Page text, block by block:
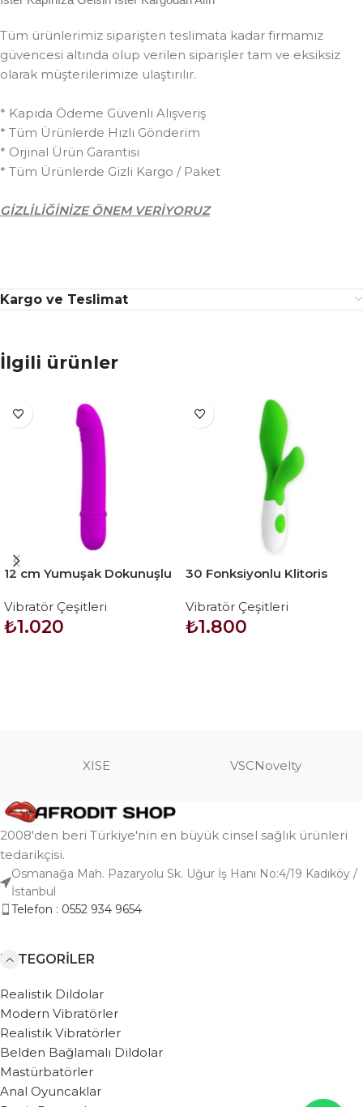
Tüm ürünlerimiz siparişten teslimata kadar firmamız
güvencesi altında olup verilen siparişler tam ve eksiksiz
olarak müşterilerimize ulaştırılır.
* Kapıda Ödeme Güvenli Alışveriş
* Tüm Ürünlerde Hızlı Gönderim
* Orjinal Ürün Garantisi
* Tüm Ürünlerde Gizli Kargo / Paket
GİZLİLİĞİNİZE ÖNEM VERİYORUZ
Kargo ve Teslimat
İlgili ürünler
12 cm Yumuşak Dokunuşlu
Vibratör Çeşitleri
₺1.020
30 Fonksiyonlu Klitoris
– Owen
Vibratör Çeşitleri
₺1.800
XISE VSCNovelty
2008'den beri Türkiye'nin en büyük cinsel sağlık ürünleri
tedarikçisi.
Osmanağa Mah. Pazaryolu Sk. Uğur İş Hanı No:4/19 Kadıköy /
İstanbul
Telefon : 0552 934 9654
KATEGORILER
Realistik Dildolar
Modern Vibratörler
Realistik Vibratörler
Belden Bağlamalı Dildolar
Mastürbatörler
Anal Oyuncaklar